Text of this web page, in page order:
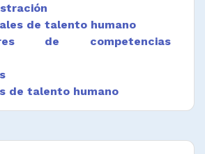
de talento humano
de competencias
de talento humano